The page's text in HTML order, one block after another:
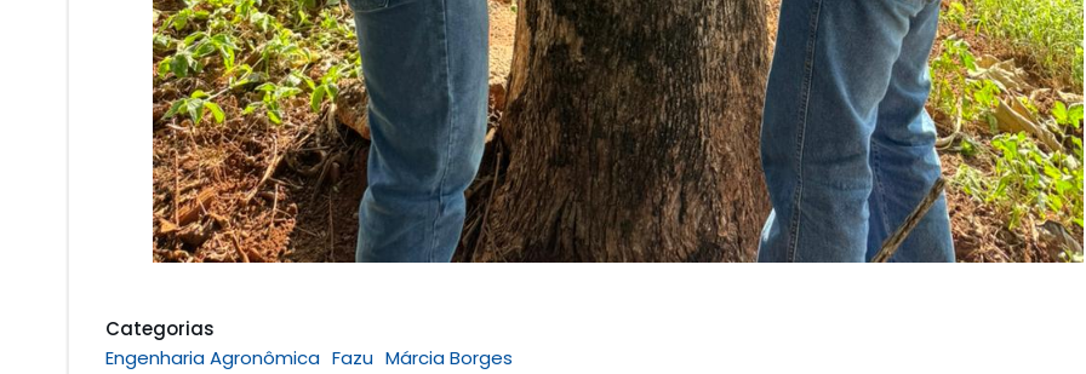
Categorias
Engenharia Agronômica Fazu Márcia Borges